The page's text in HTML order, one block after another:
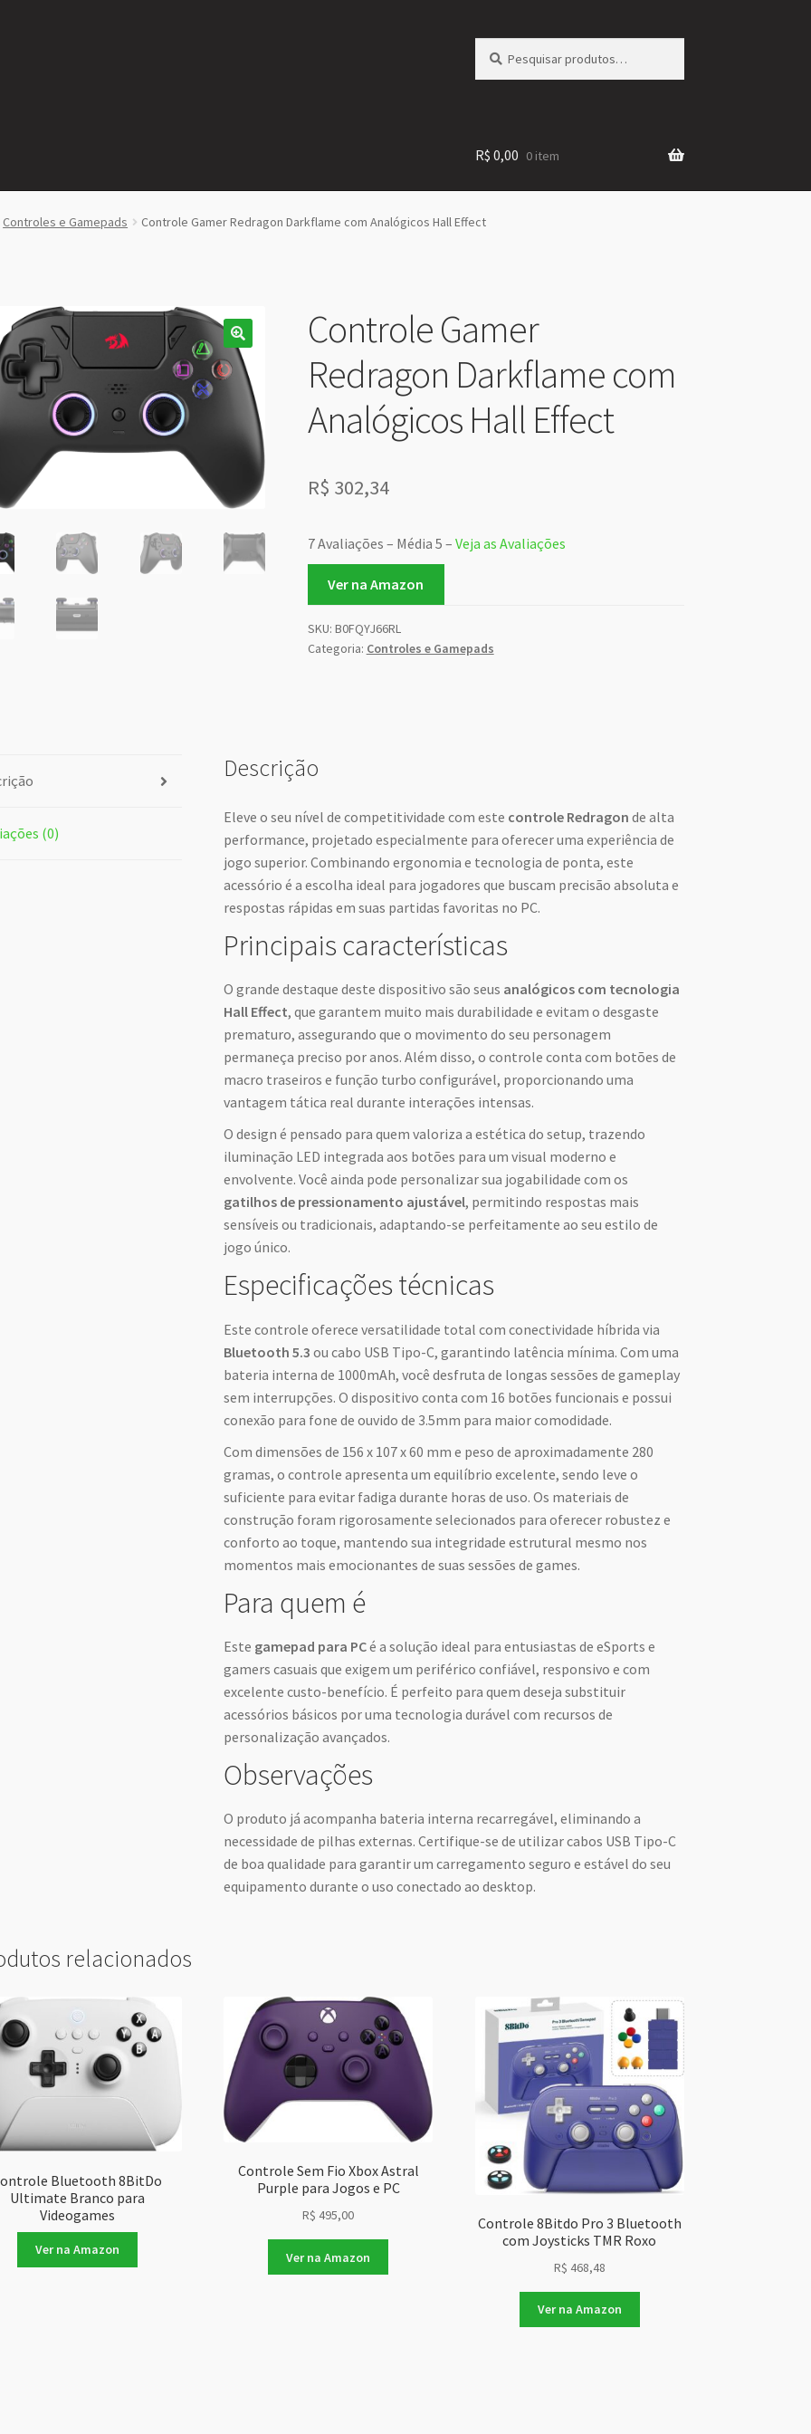
por:
R$ 0,00 0 item
Controles e Gamepads Controle Gamer Redragon Darkflame com Analógicos Hall Effect
Controle Gamer
Redragon Darkflame com
Analógicos Hall Effect
R$ 302,34
7 Avaliações – Média 5 – Veja as Avaliações
Ver na Amazon
SKU: B0FQYJ66RL
Categoria: Controles e Gamepads
(0)
Descrição
Eleve o seu nível de competitividade com este controle Redragon de alta
performance, projetado especialmente para oferecer uma experiência de
jogo superior. Combinando ergonomia e tecnologia de ponta, este
acessório é a escolha ideal para jogadores que buscam precisão absoluta e
respostas rápidas em suas partidas favoritas no PC.
Principais características
O grande destaque deste dispositivo são seus analógicos com tecnologia
Hall Effect, que garantem muito mais durabilidade e evitam o desgaste
prematuro, assegurando que o movimento do seu personagem
permaneça preciso por anos. Além disso, o controle conta com botões de
macro traseiros e função turbo configurável, proporcionando uma
vantagem tática real durante interações intensas.
O design é pensado para quem valoriza a estética do setup, trazendo
iluminação LED integrada aos botões para um visual moderno e
envolvente. Você ainda pode personalizar sua jogabilidade com os
gatilhos de pressionamento ajustável, permitindo respostas mais
sensíveis ou tradicionais, adaptando-se perfeitamente ao seu estilo de
jogo único.
Especificações técnicas
Este controle oferece versatilidade total com conectividade híbrida via
Bluetooth 5.3 ou cabo USB Tipo-C, garantindo latência mínima. Com uma
bateria interna de 1000mAh, você desfruta de longas sessões de gameplay
sem interrupções. O dispositivo conta com 16 botões funcionais e possui
conexão para fone de ouvido de 3.5mm para maior comodidade.
Com dimensões de 156 x 107 x 60 mm e peso de aproximadamente 280
gramas, o controle apresenta um equilíbrio excelente, sendo leve o
suficiente para evitar fadiga durante horas de uso. Os materiais de
construção foram rigorosamente selecionados para oferecer robustez e
conforto ao toque, mantendo sua integridade estrutural mesmo nos
momentos mais emocionantes de suas sessões de games.
Para quem é
Este gamepad para PCé a solução ideal para entusiastas de eSports e
gamers casuais que exigem um periférico confiável, responsivo e com
excelente custo-benefício. É perfeito para quem deseja substituir
acessórios básicos por uma tecnologia durável com recursos de
personalização avançados.
Observações
O produto já acompanha bateria interna recarregável, eliminando a
necessidade de pilhas externas. Certifique-se de utilizar cabos USB Tipo-C
de boa qualidade para garantir um carregamento seguro e estável do seu
equipamento durante o uso conectado ao desktop.
relacionados
Bluetooth 8BitDo
Ultimate Branco para
Videogames
Ver na Amazon
Controle Sem Fio Xbox Astral
Purple para Jogos e PC
R$ 495,00
Ver na Amazon
Controle 8Bitdo Pro 3 Bluetooth
com Joysticks TMR Roxo
R$ 468,48
Ver na Amazon